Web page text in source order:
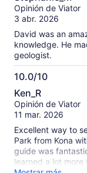
de
10
Opinión de Viator
3 abr. 2026
David was an
knowledge. He
geologist.
10.0/10
10.0
de
10
Ken_R
Opinión de Viator
11 mar. 2026
Excellent way to
Park from Kona
guide was
learned a lot